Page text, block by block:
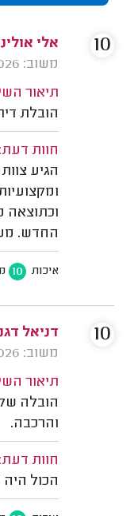
אלי
משוב: 02/08/2026
תיאור
הובלת דירה 3 חדרים מבניין
חוות דעת:
הגיע
וכתוצאה
החדש.
איכות 10
10
דניאל
משוב: 29/07/2026
תיאור
הובלה
והרכבה.
חוות דעת:
הכול היה
10